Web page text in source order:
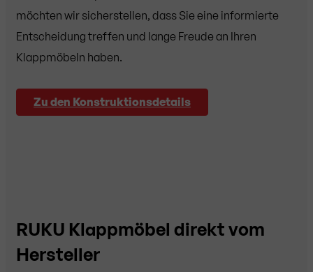
möchten wir sicherstellen, dass Sie eine informierte
Entscheidung treffen und lange Freude an Ihren
Klappmöbeln haben.
Zu den Konstruktionsdetails
RUKU Klappmöbel direkt vom
Hersteller